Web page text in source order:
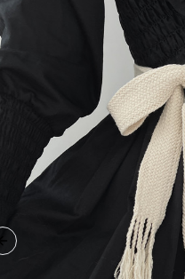
Previous slide